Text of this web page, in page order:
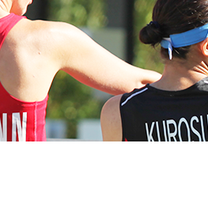
연혁
기구표
국제연맹현황
임원현황
비전 및 목표